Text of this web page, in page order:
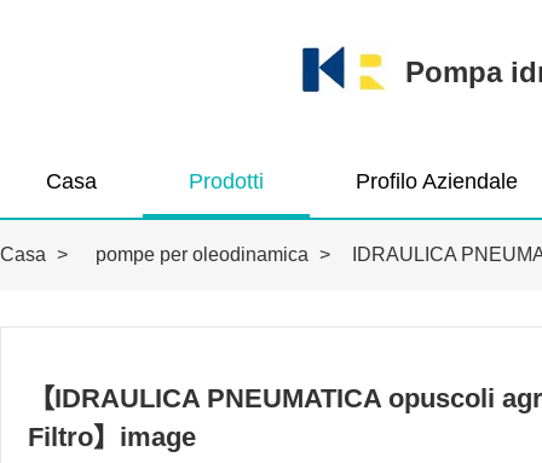
Pompa
Casa Prodotti Profilo Aziendale
Casa > pompe per oleodinamica > IDRAULICA
【IDRAULICA PNEUMATICA opuscoli
Filtro】image